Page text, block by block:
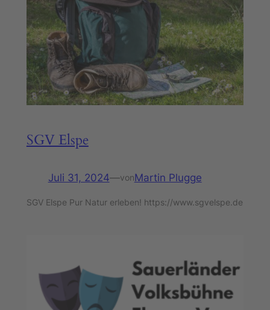
SGV Elspe
Juli 31, 2024—vonMartin Plugge
SGV Elspe Pur Natur erleben! https://www.sgvelspe.de